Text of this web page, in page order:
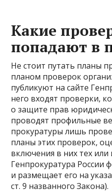
Какие
попадают в
Не стоит путать планы
планом проверок
публикуют на сайте
него входят проверки,
о защите прав
проводят профильные
прокуратуры лишь
планы этих проверок,
включения в них тех
Генпрокуратура России
и размещает его на
ст. 9 названного Закона).